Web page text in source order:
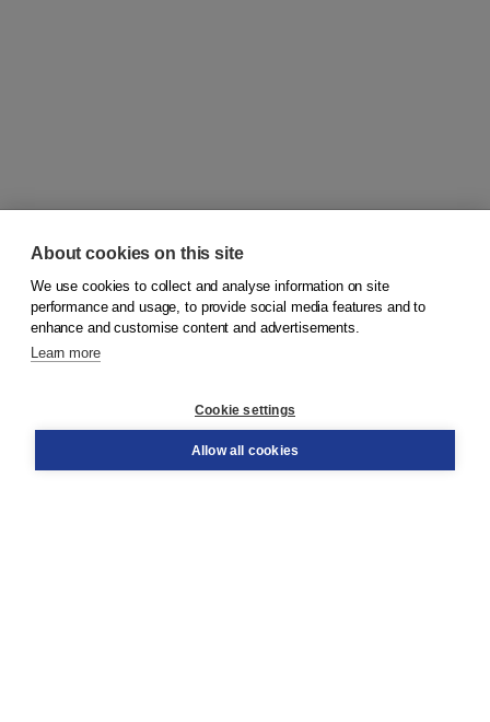
© 2026Koninklijke Boom uitgevers
Order
About cookies on this site
We use cookies to collect and analyse information on site
performance and usage, to provide social media features and to
enhance and customise content and advertisements.
Learn more
Cookie settings
Allow all cookies